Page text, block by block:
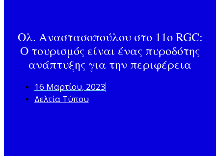
Ολ. Αναστασοπούλου στο 11o RGC:
O τουρισμός είναι ένας πυροδότης
ανάπτυξης για την περιφέρεια
16 Μαρτίου, 2023
Δελτία Τύπου